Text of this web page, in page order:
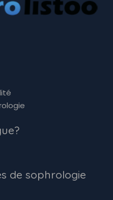
de sophrologie